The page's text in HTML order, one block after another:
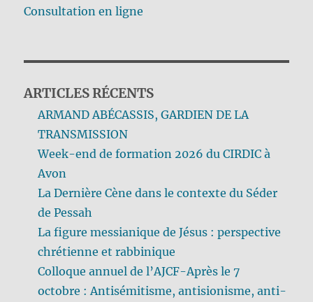
Consultation en ligne
ARTICLES RÉCENTS
ARMAND ABÉCASSIS, GARDIEN DE LA
TRANSMISSION
Week-end de formation 2026 du CIRDIC à
Avon
La Dernière Cène dans le contexte du Séder
de Pessah
La figure messianique de Jésus : perspective
chrétienne et rabbinique
Colloque annuel de l’AJCF-Après le 7
octobre : Antisémitisme, antisionisme, anti-